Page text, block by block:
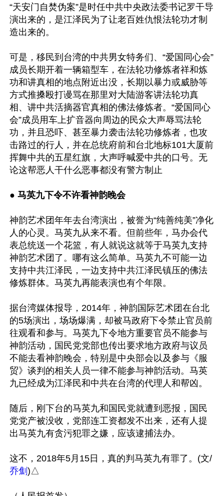
“天安门自焚伪案”是时任中共中央政法委书记罗干导
演出来的，是江泽民为了让老百姓仇恨法轮功才制
造出来的。
可是，移民到台湾的中共男女特务们、“爱国同心会”
成员长期开着一辆箱型车，在法轮功修炼者祥和炼
功和讲真相的地点附近出没，长期以暴力或威胁等
方式推搡殴打谩骂在那里对大陆游客讲法轮功真
相、讲中共活摘器官真相的佛法修炼者。“爱国同心
会”成员用车上扩音器向周边的民众大声辱骂法轮
功，并且恐吓、甚至暴力袭击法轮功修炼者，也攻
击路过的行人，并在总统府前和台北地标101大厦前
挥舞中共的五星红旗，大声呼喊爱中共的口号。无
论这帮恶人干什么恶事都没有警方制止
● 马英九下令不许看神韵晚会
神韵艺术团年年去台湾演出，被誉为“纯善纯美”净化
人的心灵。马英九从来不看。但前些年，马办会代
表总统送一个花篮，有人就说这就等于马英九支持
神韵艺术团了。哪有这么简单。马英九不可能一边
支持中共江泽民，一边支持中共江泽民镇压的佛法
修炼群体。马英九再能表演也有个年限。
据台湾媒体报导，2014年，神韵国际艺术团在台北
的5场演出，场场爆满，却被马政府下令禁止官员前
往观看和参与。马英九下令地方重要官员不能参与
神韵活动，国民党党部也传出要求地方政府与议员
不能去看神韵晚会，特别是中央部会以及参与《服
贸》谈判的相关人员一律不能参与神韵活动。马英
九已经成为江泽民和中共在台湾的代理人和帮凶。
随后，刚下台的马英九和国民党就遭到恶报，国民
党党产被没收，党部连工资都发不出来，还有人提
出马英九有贪污犯罪之嫌，应该逮捕法办。
这不，2018年5月15日，真的判马英九有罪了。(文/
乔劁)△